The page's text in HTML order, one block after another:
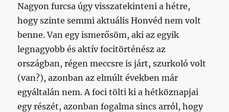
Nagyon furcsa úgy visszatekinteni a hétre,
hogy szinte semmi aktuális Honvéd nem volt
benne. Van egy ismerősöm, aki az egyik
legnagyobb és aktív focitörténész az
országban, régen meccsre is járt, szurkoló volt
(van?), azonban az elmúlt években már
egyáltalán nem. A foci tölti ki a hétköznapjai
egy részét, azonban fogalma sincs arról, hogy